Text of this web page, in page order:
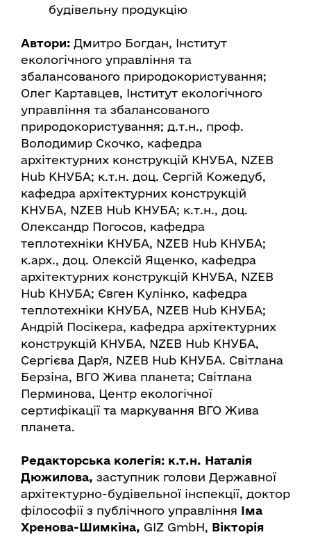
будівельну продукцію
Автори: Дмитро Богдан, Інститут
екологічного управління та
збалансованого природокористування;
Олег Картавцев, Інститут екологічного
управління та збалансованого
природокористування; д.т.н., проф.
Володимир Скочко, кафедра
архітектурних конструкцій КНУБА, NZEB
Hub КНУБА; к.т.н. доц. Сергій Кожедуб,
кафедра архітектурних конструкцій
КНУБА, NZEB Hub КНУБА; к.т.н., доц.
Олександр Погосов, кафедра
теплотехніки КНУБА, NZEB Hub КНУБА;
к.арх., доц. Олексій Ященко, кафедра
архітектурних конструкцій КНУБА, NZEB
Hub КНУБА; Євген Кулінко, кафедра
теплотехніки КНУБА, NZEB Hub КНУБА;
Андрій Посікера, кафедра архітектурних
конструкцій КНУБА, NZEB Hub КНУБА,
Сергієва Дар'я, NZEB Hub КНУБА. Світлана
Берзіна, ВГО Жива планета; Світлана
Перминова, Центр екологічної
сертифікації та маркування ВГО Жива
планета.
Редакторська колегія: к.т.н. Наталія
Дюжилова, заступник голови Державної
архітектурно-будівельної інспекції, доктор
філософії з публічного управління Іма
Хренова-Шимкіна, GIZ GmbH, Вікторія